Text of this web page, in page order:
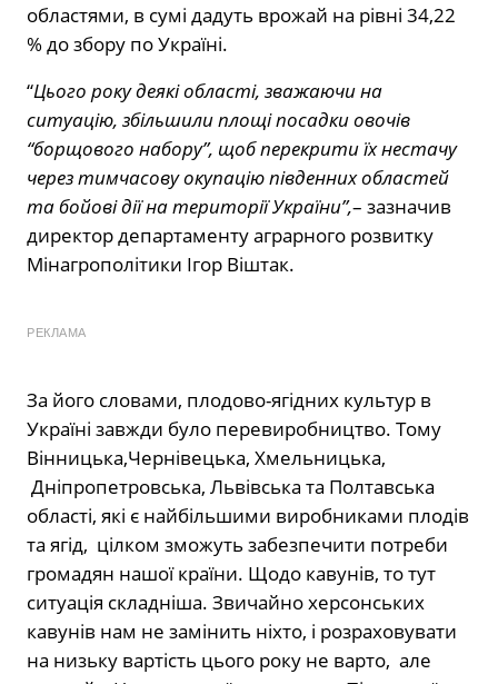
областями, в сумі дадуть врожай на рівні 34,22
% до збору по Україні.
“Цього року деякі області, зважаючи на
ситуацію, збільшили площі посадки овочів
“борщового набору”, щоб перекрити їх нестачу
через тимчасову окупацію південних областей
та бойові дії на території України”,– зазначив
директор департаменту аграрного розвитку
Мінагрополітики Ігор Віштак.
РЕКЛАМА
За його словами, плодово-ягідних культур в
Україні завжди було перевиробництво. Тому
Вінницька,Чернівецька, Хмельницька,
Дніпропетровська, Львівська та Полтавська
області, які є найбільшими виробниками плодів
та ягід, цілком зможуть забезпечити потреби
громадян нашої країни. Щодо кавунів, то тут
ситуація складніша. Звичайно херсонських
кавунів нам не замінить ніхто, і розраховувати
на низьку вартість цього року не варто, але